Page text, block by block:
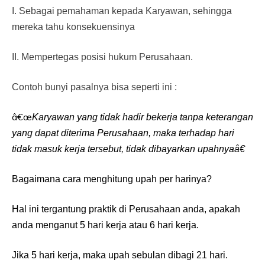
I. Sebagai pemahaman kepada Karyawan, sehingga
mereka tahu konsekuensinya
II. Mempertegas posisi hukum Perusahaan.
Contoh bunyi pasalnya bisa seperti ini :
â€œKaryawan yang tidak hadir bekerja tanpa keterangan
yang dapat diterima Perusahaan, maka terhadap hari
tidak masuk kerja tersebut, tidak dibayarkan upahnyaâ€
Bagaimana cara menghitung upah per harinya?
Hal ini tergantung praktik di Perusahaan anda, apakah
anda menganut 5 hari kerja atau 6 hari kerja.
Jika 5 hari kerja, maka upah sebulan dibagi 21 hari.